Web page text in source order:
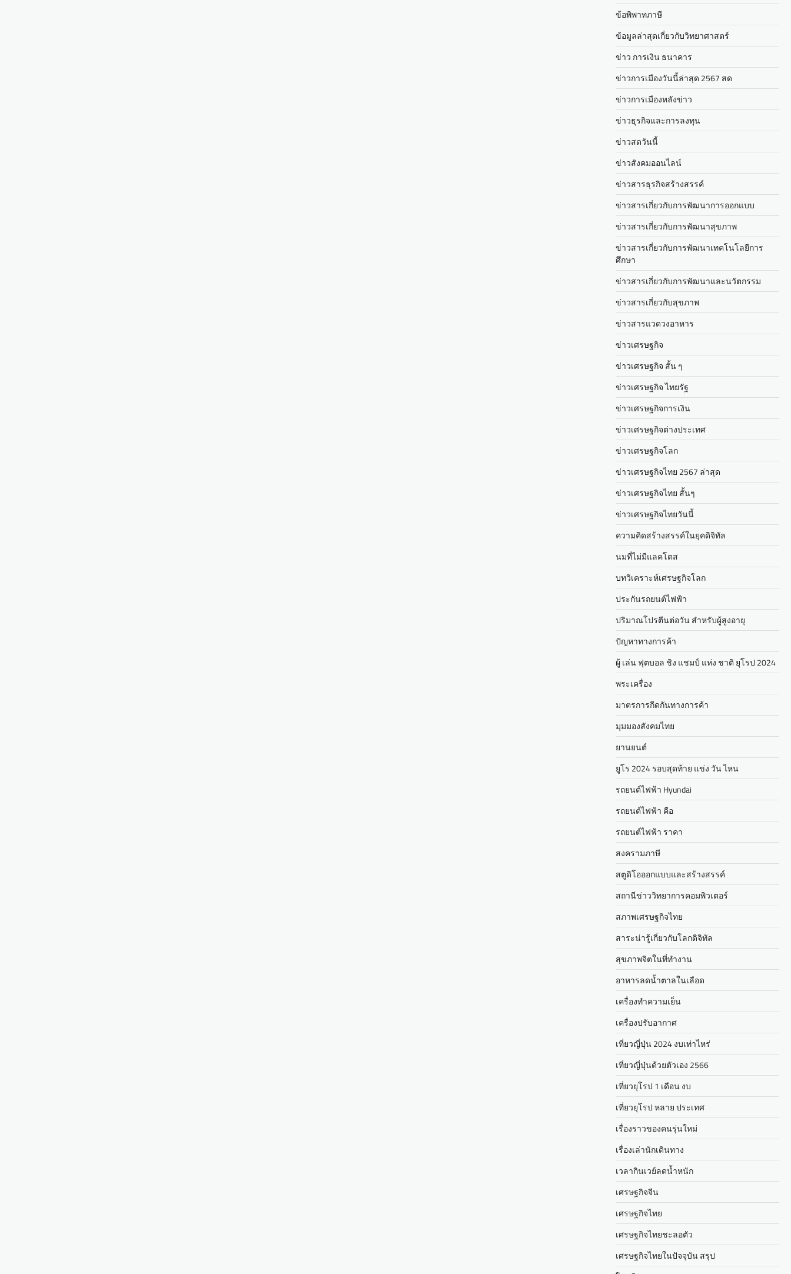
ข้อพิพาทภาษี
ข้อมูลล่าสุดเกี่ยวกับวิทยาศาสตร์
ข่าว การเงิน ธนาคาร
ข่าวการเมืองวันนี้ล่าสุด 2567 สด
ข่าวการเมืองหลังข่าว
ข่าวธุรกิจและการลงทุน
ข่าวสดวันนี้
ข่าวสังคมออนไลน์
ข่าวสารธุรกิจสร้างสรรค์
ข่าวสารเกี่ยวกับการพัฒนาการออกแบบ
ข่าวสารเกี่ยวกับการพัฒนาสุขภาพ
ข่าวสารเกี่ยวกับการพัฒนาเทคโนโลยีการ
ศึกษา
ข่าวสารเกี่ยวกับการพัฒนาและนวัตกรรม
ข่าวสารเกี่ยวกับสุขภาพ
ข่าวสารแวดวงอาหาร
ข่าวเศรษฐกิจ
ข่าวเศรษฐกิจ สั้น ๆ
ข่าวเศรษฐกิจ ไทยรัฐ
ข่าวเศรษฐกิจการเงิน
ข่าวเศรษฐกิจต่างประเทศ
ข่าวเศรษฐกิจโลก
ข่าวเศรษฐกิจไทย 2567 ล่าสุด
ข่าวเศรษฐกิจไทย สั้นๆ
ข่าวเศรษฐกิจไทยวันนี้
ความคิดสร้างสรรค์ในยุคดิจิทัล
นมที่ไม่มีแลคโตส
บทวิเคราะห์เศรษฐกิจโลก
ประกันรถยนต์ไฟฟ้า
ปริมาณโปรตีนต่อวัน สำหรับผู้สูงอายุ
ปัญหาทางการค้า
ผู้ เล่น ฟุตบอล ชิง แชมป์ แห่ง ชาติ ยุโรป 2024
พระเครื่อง
มาตรการกีดกันทางการค้า
มุมมองสังคมไทย
ยานยนต์
ยูโร 2024 รอบสุดท้าย แข่ง วัน ไหน
รถยนต์ไฟฟ้า Hyundai
รถยนต์ไฟฟ้า คือ
รถยนต์ไฟฟ้า ราคา
สงครามภาษี
สตูดิโอออกแบบและสร้างสรรค์
สถานีข่าววิทยาการคอมพิวเตอร์
สภาพเศรษฐกิจไทย
สาระน่ารู้เกี่ยวกับโลกดิจิทัล
สุขภาพจิตในที่ทำงาน
อาหารลดน้ำตาลในเลือด
เครื่องทำความเย็น
เครื่องปรับอากาศ
เที่ยวญี่ปุ่น 2024 งบเท่าไหร่
เที่ยวญี่ปุ่นด้วยตัวเอง 2566
เที่ยวยุโรป 1 เดือน งบ
เที่ยวยุโรป หลาย ประเทศ
เรื่องราวของคนรุ่นใหม่
เรื่องเล่านักเดินทาง
เวลากินเวย์ลดน้ำหนัก
เศรษฐกิจจีน
เศรษฐกิจไทย
เศรษฐกิจไทยชะลอตัว
เศรษฐกิจไทยในปัจจุบัน สรุป